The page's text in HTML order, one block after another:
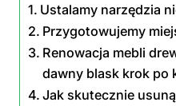
Ustalamy narzędzia
Przygotowujemy
Renowacja mebli
dawny blask krok po
Jak skutecznie